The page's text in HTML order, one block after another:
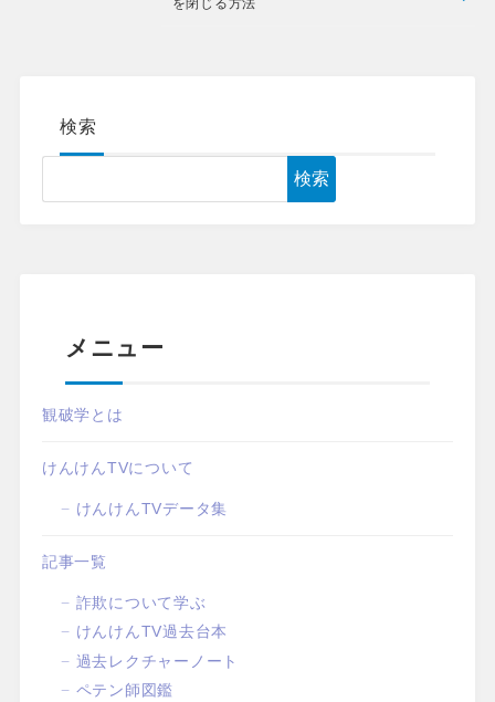
を閉じる方法
検索
検索
メニュー
観破学とは
けんけんTVについて
けんけんTVデータ集
記事一覧
詐欺について学ぶ
けんけんTV過去台本
過去レクチャーノート
ペテン師図鑑